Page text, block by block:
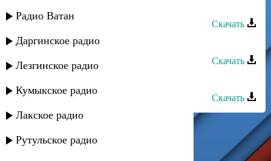
Радио Ватан
Даргинское радио
Лезгинское радио
Кумыкское радио
Лакское радио
Рутульское радио
Скачать
Хпедж - Аида
Скачать
Скачать